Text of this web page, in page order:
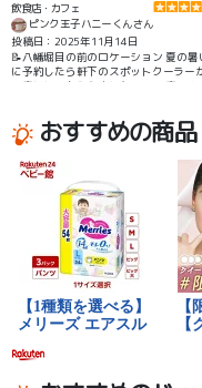
飲食店・カフェ
ピンク王子ハニーくんさん
投稿日：2025年11月14日
📝八幡堀目の前のロケーション 夏の暑
に予約したら軒下のスポットクーラー
る席にしてもらえました テラス席わん
おすすめの商品